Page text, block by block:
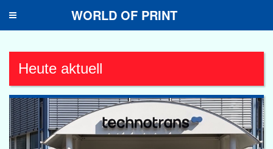
Toggle
WORLD OF PRINT
Heute aktuell